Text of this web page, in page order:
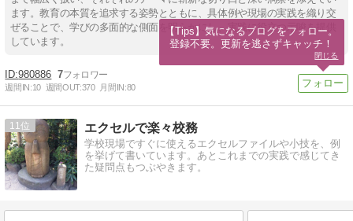
ます。教育の本質を追求する姿勢とともに、具体例や現場の実践を織り交
ぜることで、学びの多面的な側面を明らかにし、実践に役立つ示唆を提供
しています。
980886 7
週間IN:10 週間OUT:370 月間IN:80
11 エクセルで楽々校務
学校現場ですぐに使えるエクセルファイルや小技を、例
を挙げて書いています。あとこれまでの実践で感じてき
た疑問点もつぶやきます。
【Tips】気になるブログをフォロー。
登録不要。更新を逃さずキャッチ！
閉じる